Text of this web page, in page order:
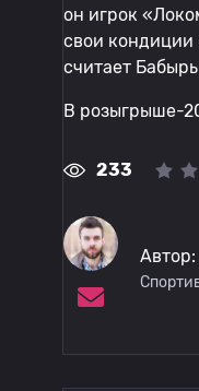
он игрок
свои кондиции
считает
В розыгрыше-
233
Автор: